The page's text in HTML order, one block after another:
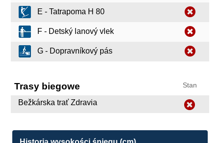
E - Tatrapoma H 80
F - Detský lanový vlek
G - Dopravníkový pás
Trasy biegowe Stan
Bežkárska trať Zdravia